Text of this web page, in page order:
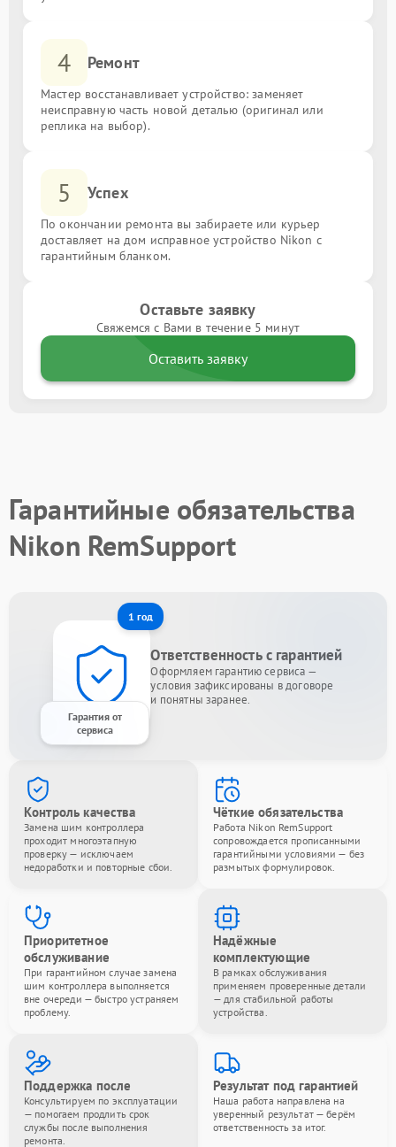
4 Ремонт
Мастер восстанавливает устройство: заменяет
неисправную часть новой деталью (оригинал или
реплика на выбор).
5 Успех
По окончании ремонта вы забираете или курьер
доставляет на дом исправное устройство Nikon с
гарантийным бланком.
Оставьте заявку
Свяжемся с Вами в течение 5 минут
Оставить заявку
Гарантийные обязательства
Nikon RemSupport
1 год
Гарантия от
сервиса
Ответственность с гарантией
Оформляем гарантию сервиса —
условия зафиксированы в договоре
и понятны заранее.
Контроль качества
Замена шим контроллера
проходит многоэтапную
проверку — исключаем
недоработки и повторные сбои.
Чёткие обязательства
Работа Nikon RemSupport
сопровождается прописанными
гарантийными условиями — без
размытых формулировок.
Приоритетное
обслуживание
При гарантийном случае замена
шим контроллера выполняется
вне очереди — быстро устраняем
проблему.
Надёжные
комплектующие
В рамках обслуживания
применяем проверенные детали
— для стабильной работы
устройства.
Поддержка после
Консультируем по эксплуатации
— помогаем продлить срок
службы после выполнения
ремонта.
Результат под гарантией
Наша работа направлена на
уверенный результат — берём
ответственность за итог.